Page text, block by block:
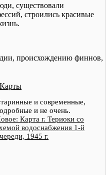
существовали
строились красивые
происхождению финнов,
Карты
и современные,
и не очень.
Карта г. Териоки со
водоснабжения 1-й
1945 г.